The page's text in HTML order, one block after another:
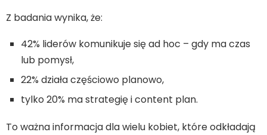
Z badania wynika, że:
42% liderów komunikuje się ad hoc – gdy ma czas
lub pomysł,
22% działa częściowo planowo,
tylko 20% ma strategię i content plan.
To ważna informacja dla wielu kobiet, które odkładają